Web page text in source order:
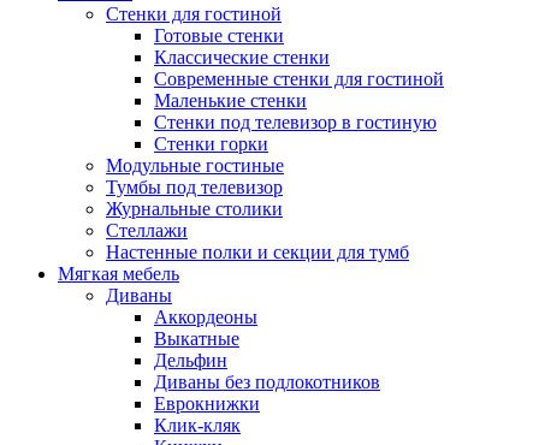
Стенки для гостиной
Готовые стенки
Классические стенки
Современные стенки для гостиной
Маленькие стенки
Стенки под телевизор в гостиную
Стенки горки
Модульные гостиные
Тумбы под телевизор
Журнальные столики
Стеллажи
Настенные полки и секции для тумб
Мягкая мебель
Диваны
Аккордеоны
Выкатные
Дельфин
Диваны без подлокотников
Еврокнижки
Клик-кляк